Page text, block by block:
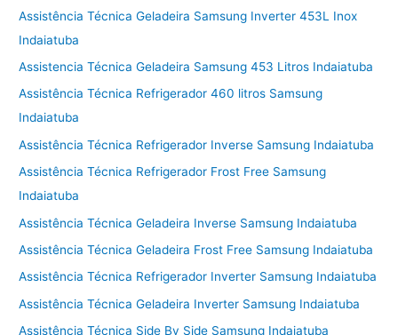
Assistência Técnica Geladeira Samsung Inverter 453L Inox
Indaiatuba
Assistencia Técnica Geladeira Samsung 453 Litros Indaiatuba
Assistência Técnica Refrigerador 460 litros Samsung
Indaiatuba
Assistência Técnica Refrigerador Inverse Samsung Indaiatuba
Assistência Técnica Refrigerador Frost Free Samsung
Indaiatuba
Assistência Técnica Geladeira Inverse Samsung Indaiatuba
Assistência Técnica Geladeira Frost Free Samsung Indaiatuba
Assistência Técnica Refrigerador Inverter Samsung Indaiatuba
Assistência Técnica Geladeira Inverter Samsung Indaiatuba
Assistência Técnica Side By Side Samsung Indaiatuba